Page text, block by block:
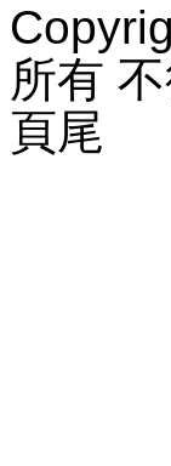
所有 不
頁尾